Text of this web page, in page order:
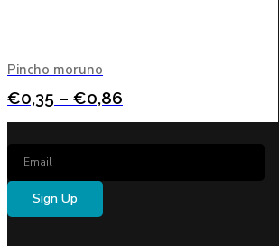
Pincho moruno
€0,35 – €0,86